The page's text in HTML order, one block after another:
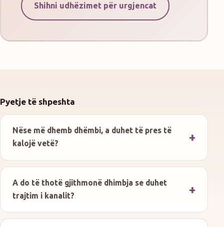
Shihni udhëzimet për urgjencat
Pyetje të shpeshta
Nëse më dhemb dhëmbi, a duhet të pres të
kalojë vetë?
A do të thotë gjithmonë dhimbja se duhet
trajtim i kanalit?